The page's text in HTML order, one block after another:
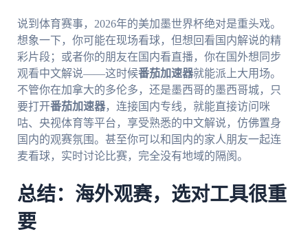
说到体育赛事，2026年的美加墨世界杯绝对是重头戏。
想象一下，你可能在现场看球，但想回看国内解说的精
彩片段；或者你的朋友在国内看直播，你在国外想同步
观看中文解说——这时候番茄加速器就能派上大用场。
不管你在加拿大的多伦多，还是墨西哥的墨西哥城，只
要打开番茄加速器，连接国内专线，就能直接访问咪
咕、央视体育等平台，享受熟悉的中文解说，仿佛置身
国内的观赛氛围。甚至你可以和国内的家人朋友一起连
麦看球，实时讨论比赛，完全没有地域的隔阂。
总结：海外观赛，选对工具很重
要